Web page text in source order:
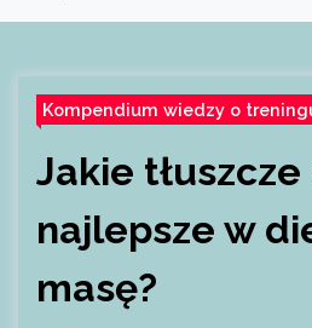
Kompendium wiedzy o
Jakie tłuszcze
najlepsze w
masę?